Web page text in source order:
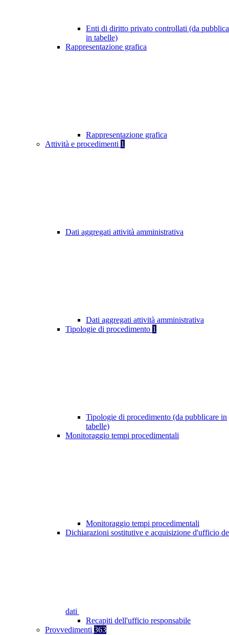
Enti di diritto privato controllati (da
in tabelle)
Rappresentazione grafica
Rappresentazione grafica
Attività e procedimenti 1
Dati aggregati attività amministrativa
Dati aggregati attività amministrativa
Tipologie di procedimento 1
Tipologie di procedimento (da pubblicare in
tabelle)
Monitoraggio tempi procedimentali
Monitoraggio tempi procedimentali
Dichiarazioni sostitutive e acquisizione d'ufficio
dati
Recapiti dell'ufficio responsabile
Provvedimenti 363